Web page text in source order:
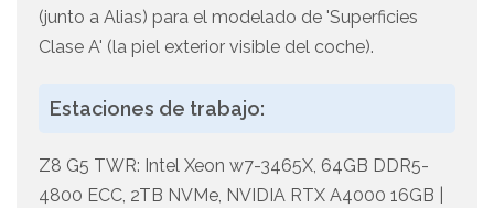
(junto a Alias) para el modelado de 'Superficies
Clase A' (la piel exterior visible del coche).
Estaciones de trabajo:
Z8 G5 TWR: Intel Xeon w7-3465X, 64GB DDR5-
4800 ECC, 2TB NVMe, NVIDIA RTX A4000 16GB |